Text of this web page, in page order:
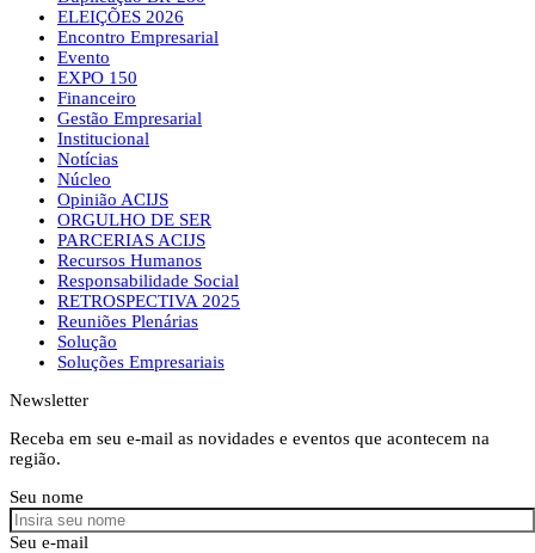
ELEIÇÕES 2026
Encontro Empresarial
Evento
EXPO 150
Financeiro
Gestão Empresarial
Institucional
Notícias
Núcleo
Opinião ACIJS
ORGULHO DE SER
PARCERIAS ACIJS
Recursos Humanos
Responsabilidade Social
RETROSPECTIVA 2025
Reuniões Plenárias
Solução
Soluções Empresariais
Newsletter
Receba em seu e-mail as novidades e eventos que acontecem na
região.
Seu nome
Seu e-mail